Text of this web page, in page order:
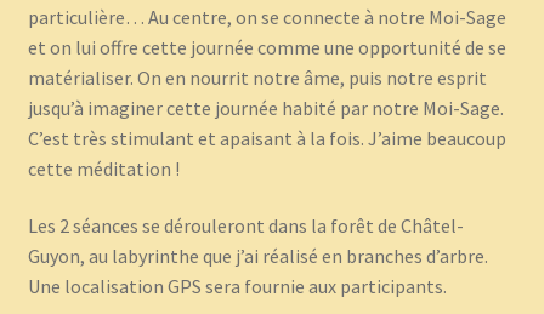
particulière… Au centre, on se connecte à notre Moi-Sage
et on lui offre cette journée comme une opportunité de se
matérialiser. On en nourrit notre âme, puis notre esprit
jusqu’à imaginer cette journée habité par notre Moi-Sage.
C’est très stimulant et apaisant à la fois. J’aime beaucoup
cette méditation !
Les 2 séances se dérouleront dans la forêt de Châtel-
Guyon, au labyrinthe que j’ai réalisé en branches d’arbre.
Une localisation GPS sera fournie aux participants.